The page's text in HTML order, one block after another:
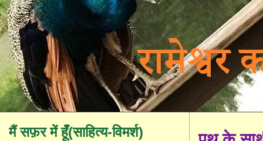
मैं सफ़र में हूँ(साहित्य-विमर्श)